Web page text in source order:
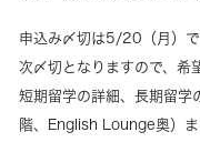
申込み〆切は5/20（月）
次〆切となりますので、希
短期留学の詳細、長期留学
階、English Lounge奥）ま